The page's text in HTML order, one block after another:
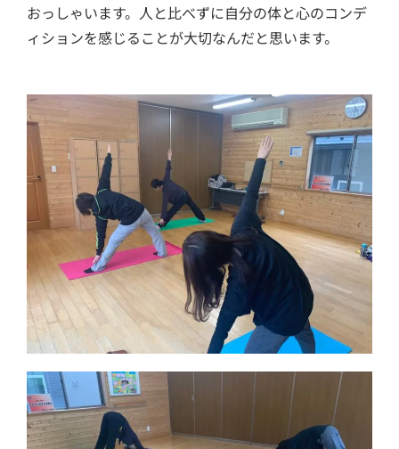
おっしゃいます。人と比べずに自分の体と心のコンデ
ィションを感じることが大切なんだと思います。